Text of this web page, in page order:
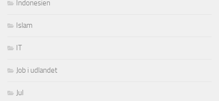
Indonesien
Islam
IT
Job i udlandet
Jul